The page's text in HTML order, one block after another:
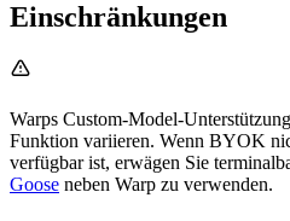
Einschränkungen
Warps Custom-Model-
Funktion variieren. Wenn BYOK
verfügbar ist, erwägen Sie
Goose neben Warp zu verwenden.